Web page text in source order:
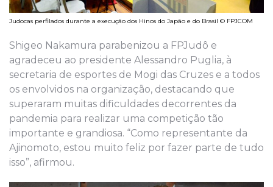
Judocas perfilados durante a execução dos Hinos do Japão e do Brasil © FPJCOM
Shigeo Nakamura parabenizou a FPJudô e
agradeceu ao presidente Alessandro Puglia, à
secretaria de esportes de Mogi das Cruzes e a todos
os envolvidos na organização, destacando que
superaram muitas dificuldades decorrentes da
pandemia para realizar uma competição tão
importante e grandiosa. “Como representante da
Ajinomoto, estou muito feliz por fazer parte de tudo
isso”, afirmou.